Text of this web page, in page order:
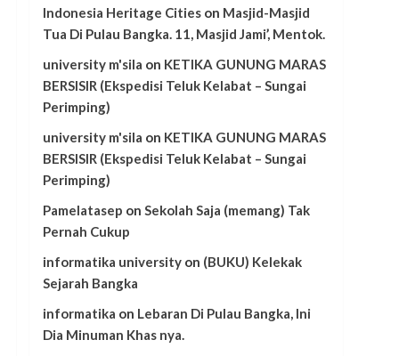
Indonesia Heritage Citieson Masjid-Masjid
Tua Di Pulau Bangka. 11, Masjid Jami’, Mentok.
university m'sila on KETIKA GUNUNG MARAS
BERSISIR (Ekspedisi Teluk Kelabat – Sungai
Perimping)
university m'sila on KETIKA GUNUNG MARAS
BERSISIR (Ekspedisi Teluk Kelabat – Sungai
Perimping)
Pamelatasep on Sekolah Saja (memang) Tak
Pernah Cukup
informatika universityon (BUKU) Kelekak
Sejarah Bangka
informatika on Lebaran Di Pulau Bangka, Ini
Dia Minuman Khas nya.